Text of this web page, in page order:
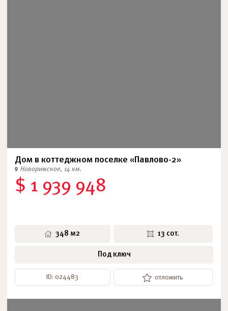
Дом в коттеджном поселке «Павлово-2»
Новорижское, 14 км.
$ 1 939 948
348 м2 13 сот.
Под ключ
ID: 024483 отложить